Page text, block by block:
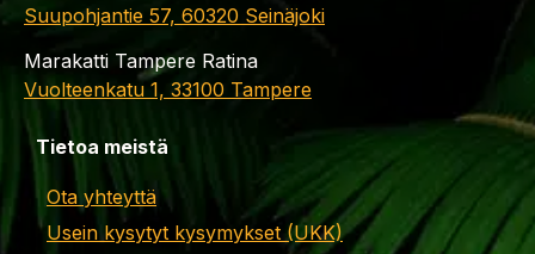
Suupohjantie 57, 60320 Seinäjoki
Marakatti Tampere Ratina
Vuolteenkatu 1, 33100 Tampere
Tietoa meistä
Ota yhteyttä
Usein kysytyt kysymykset (UKK)